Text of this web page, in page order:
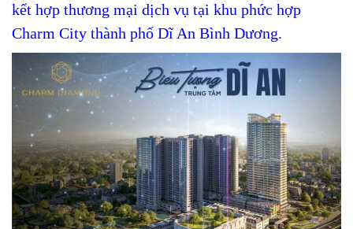
kết hợp thương mại dịch vụ tại khu phức hợp
Charm City thành phố Dĩ An Bình Dương.